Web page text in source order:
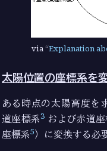
via Explanation
太陽位置の座標系を
ある時点の太陽高度を
道座標系3 および赤道
座標系5）に変換する必